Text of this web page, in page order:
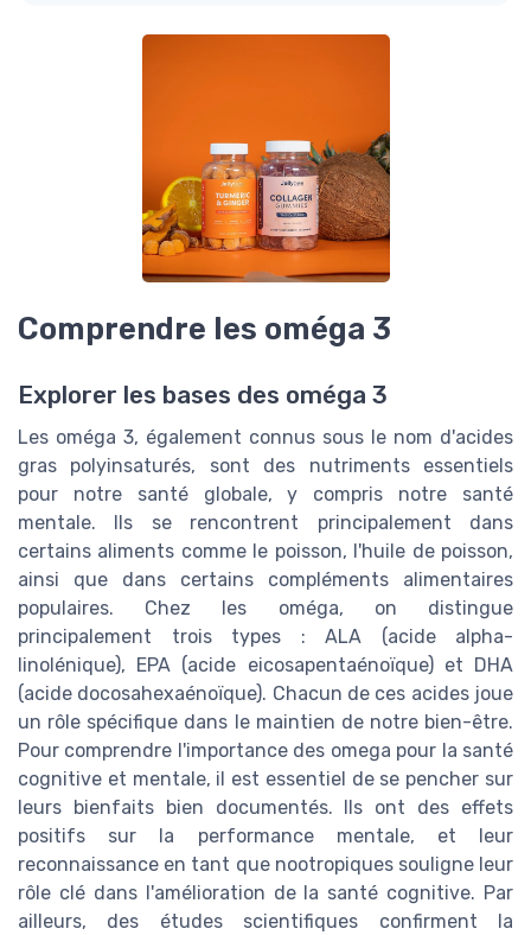
Comprendre les oméga 3
Explorer les bases des oméga 3
Les oméga 3, également connus sous le nom d'acides
gras polyinsaturés, sont des nutriments essentiels
pour notre santé globale, y compris notre santé
mentale. Ils se rencontrent principalement dans
certains aliments comme le poisson, l'huile de poisson,
ainsi que dans certains compléments alimentaires
populaires. Chez les oméga, on distingue
principalement trois types : ALA (acide alpha-
linolénique), EPA (acide eicosapentaénoïque) et DHA
(acide docosahexaénoïque). Chacun de ces acides joue
un rôle spécifique dans le maintien de notre bien-être.
Pour comprendre l'importance des omega pour la santé
cognitive et mentale, il est essentiel de se pencher sur
leurs bienfaits bien documentés. Ils ont des effets
positifs sur la performance mentale, et leur
reconnaissance en tant que nootropiques souligne leur
rôle clé dans l'amélioration de la santé cognitive. Par
ailleurs, des études scientifiques confirment la